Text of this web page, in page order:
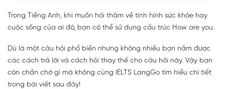
Trong Tiếng Anh, khi muốn hỏi thăm về tình hình sức khỏe hay
cuộc sống của ai đó, bạn có thể sử dụng cấu trúc How are you.
Dù là một câu hỏi phổ biến nhưng không nhiều bạn nắm được
các cách trả lời và cách hỏi thay thế cho câu hỏi này. Vậy bạn
còn chần chờ gì mà không cùng IELTS LangGo tìm hiểu chi tiết
trong bài viết sau đây!